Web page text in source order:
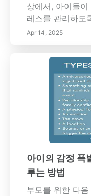
화는 더 넓은 정
교사와 부모 간
신체 증상: 두통,
스트레스를 드러
신체적 불만을
는 세심한 육아
서의 신체 증상
얽혀 있습니다.
는 피로는 정서
다. 아이들이 만
웰빙이 영향을
으면 잠재적인
니다. 부모를 위
적인 대화를 나
요합니다. 체계
처 메커니즘을
상에서, 아이들
레스를 관리하도
다. 이 가이드는
을 변화시키고
대해 심도 있게
Apr 14, 2025
아이의 감정 폭
루는 방법
부모를 위한 다